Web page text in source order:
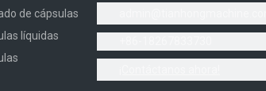
de cápsulas
líquidas